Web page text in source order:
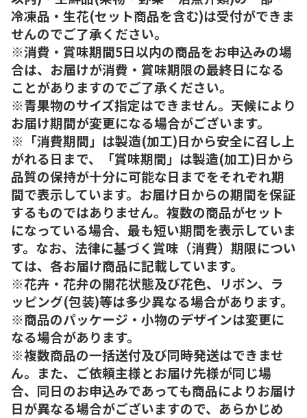
冷凍品・生花(セット商品を含む)は受付ができま
せんのでご了承ください。
※消費・賞味期間5日以内の商品をお申込みの場
合は、お届けが消費・賞味期限の最終日になる
ことがありますのでご了承ください。
※青果物のサイズ指定はできません。天候により
お届け期間が変更になる場合がございます。
※「消費期間」は製造(加工)日から安全に召し上
がれる日まで、「賞味期間」は製造(加工)日から
品質の保持が十分に可能な日までをそれぞれ期
間で表示しています。お届け日からの期間を保証
するものではありません。複数の商品がセット
になっている場合、最も短い期間を表示していま
す。なお、法律に基づく賞味（消費）期限につい
ては、各お届け商品に記載しています。
※花卉・花弁の開花状態及び花色、リボン、ラ
ッピング(包装)等は多少異なる場合があります。
※商品のパッケージ・小物のデザインは変更に
なる場合があります。
※複数商品の一括送付及び同時発送はできませ
ん。また、ご依頼主様とお届け先様が同じ場
合、同日のお申込みであっても商品によりお届け
日が異なる場合がございますので、あらかじめ